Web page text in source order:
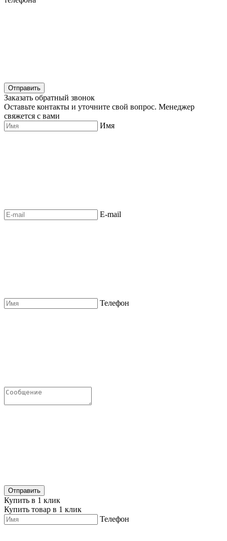
Отправить
Заказать обратный звонок
Оставьте контакты и уточните свой вопрос. Менеджер
свяжется с вами
Имя
E-mail
Телефон
Купить в 1 клик
Купить товар в 1 клик
Телефон